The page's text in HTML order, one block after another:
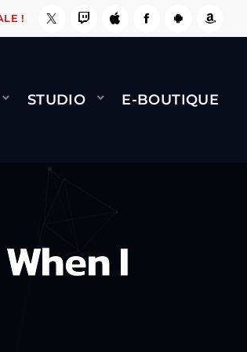
NAMI BERNARD MINET - FLY
!
STUDIO E-BOUTIQUE
I